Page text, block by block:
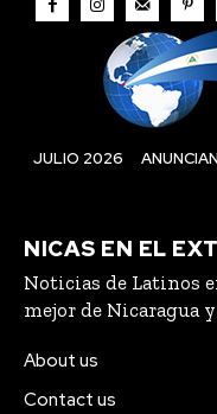
JULIO 2026
NICAS EN EL
Noticias de Latinos
mejor de Nicaragua
About us
Contact us